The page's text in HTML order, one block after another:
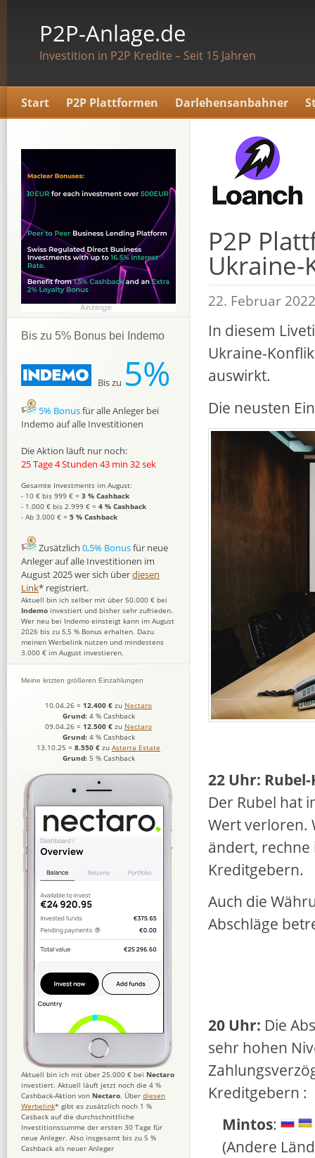
P2P-Anlage.de
Investition in P2P Kredite – Seit 15 Jahren
Start P2P Plattformen Darlehensanbahner
P2P
22. Februar
In diesem
Ukraine-
auswirkt.
Die neusten
22 Uhr:
Der Rubel hat
Wert verloren.
ändert, rechne
Kreditgebern.
Auch die
Abschläge
20 Uhr: Die
sehr hohen
Kreditgebern :
Mintos:
(Andere
Bis zu 5% Bonus bei Indemo
Bis zu 5%
5% Bonusfür alle Anleger bei
Indemo auf alle Investitionen
Die Aktion läuft nur noch:
25 Tage 4 Stunden 43 min 31 sek
Gesamte Investments im August:
- 10 € bis 999 € = 3 % Cashback
- 1.000 € bis 2.999 € = 4 % Cashback
- Ab 3.000 € = 5 % Cashback
Zusätzlich 0,5% Bonusfür neue
Anleger auf alle Investitionen im
August 2025 wer sich überdiesen
Link* registriert.
Aktuell bin ich selber mit über 50.000 € bei
Indemo investiert und bisher sehr zufrieden.
Wer neu bei Indemo einsteigt kann im August
2026 bis zu 5,5 % Bonus erhalten. Dazu
meinen Werbelink nutzen und mindestens
3.000 € im August investieren.
Meine letzten größeren Einzahlungen
10.04.26 = 12.400 € zu Nectaro
Grund: 4 % Cashback
09.04.26 = 12.500 € zu Nectaro
Grund: 4 % Cashback
13.10.25 = 8.550 € zu Asterra Estate
Grund: 5 % Cashback
Aktuell bin ich mit über 25.000 € bei Nectaro
investiert. Aktuell läuft jetzt noch die 4 %
Cashback-Aktion von Nectaro. Über diesen
Werbelink* gibt es zusätzlich noch 1 %
Casback auf die durchschnittliche
Investitionssumme der ersten 30 Tage für
neue Anleger. Also insgesamt bis zu 5 %
Cashback als neuer Anleger